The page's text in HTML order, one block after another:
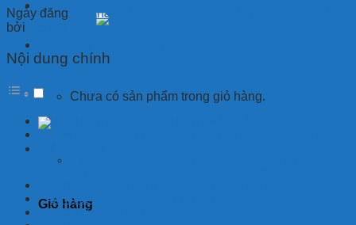
Chưa có sản phẩm trong giỏ hàng.
Giỏ hàng
Ngày đăng 27 Tháng Mười Hai, 2023
bởi
Nội dung chính
HỆ THỐNG QUẢN LÝ PHÒNG MẪU BẰNG RFID
3. Thiết bị sử dụng cho giải pháp
4. Quy trình vận hành